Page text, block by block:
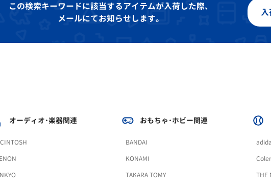
この検索キーワードに該当するアイテムが入荷した際、
メールにてお知らせします。
オーディオ･楽器関連 おもちゃ･ホビー関連
BANDAI
KONAMI
TAKARA TOMY
THE